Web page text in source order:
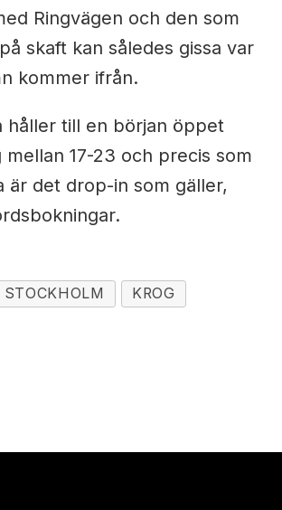
Ringvägen och den som
skaft kan således gissa var
kommer ifrån.
håller till en början öppet
17-23 och precis som
är det drop-in som gäller,
STOCKHOLM KROG